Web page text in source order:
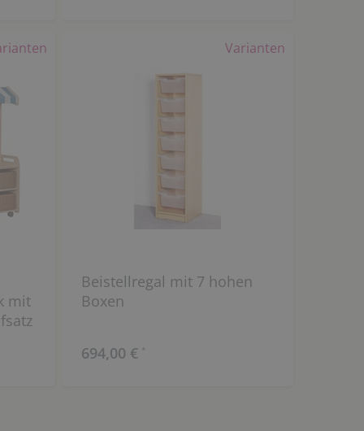
mit
Varianten
Beistellregal mit 7 hohen
Boxen
694,00 € *